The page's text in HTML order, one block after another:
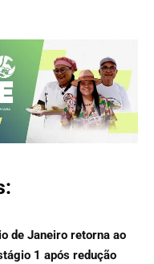
de Janeiro retorna ao
1 após redução